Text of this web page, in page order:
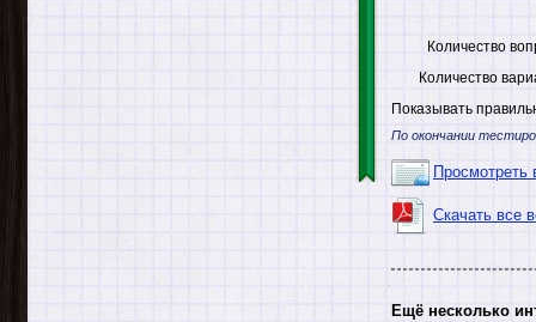
Количество
Количество
Показывать
По окончании
Просмотреть
Скачать все
Ещё несколько